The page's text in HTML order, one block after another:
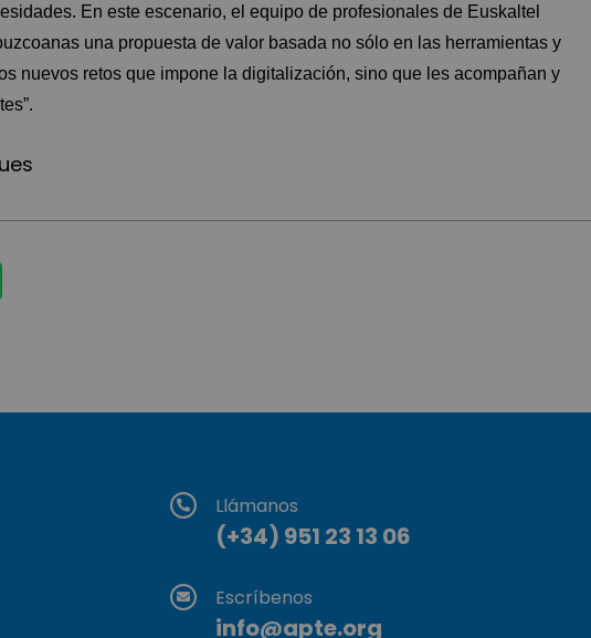
En este escenario, el equipo de profesionales de Euskaltel
una propuesta de valor basada no sólo en las herramientas y
nuevos retos que impone la digitalización, sino que les acompañan y
Llámanos
(+34) 951 23 13 06
Escríbenos
info@apte.org